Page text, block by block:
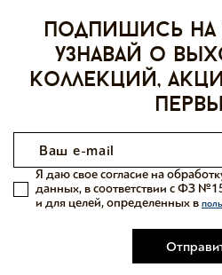
Подпишись на
узнавай о
коллекций,
Я даю свое согласие на
данных, в соответствии с ФЗ
и для целей, определенных в